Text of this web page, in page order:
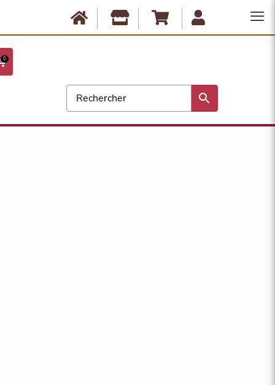
Anbassa est fermé du 10 août au 17 août. Les commandes ne seront
expédiées qu'à partir du 18 août. Bonnes vacances !
0